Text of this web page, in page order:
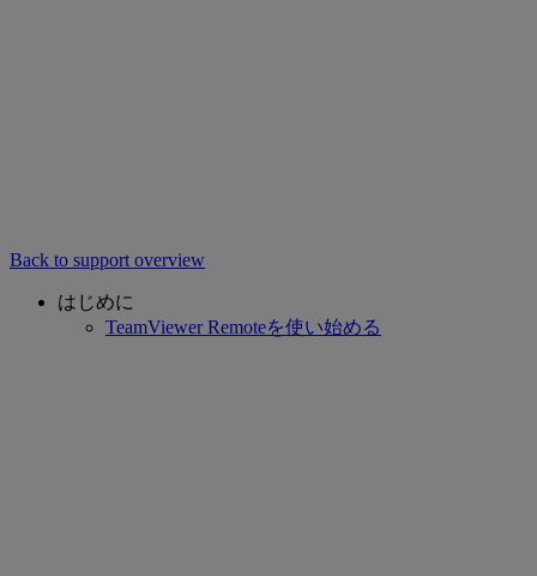
Back to support overview
はじめに
TeamViewer Remoteを使い始める